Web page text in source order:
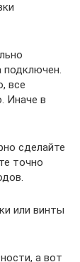
подключен.
все
Иначе в
сделайте
точно
или винты
а вот